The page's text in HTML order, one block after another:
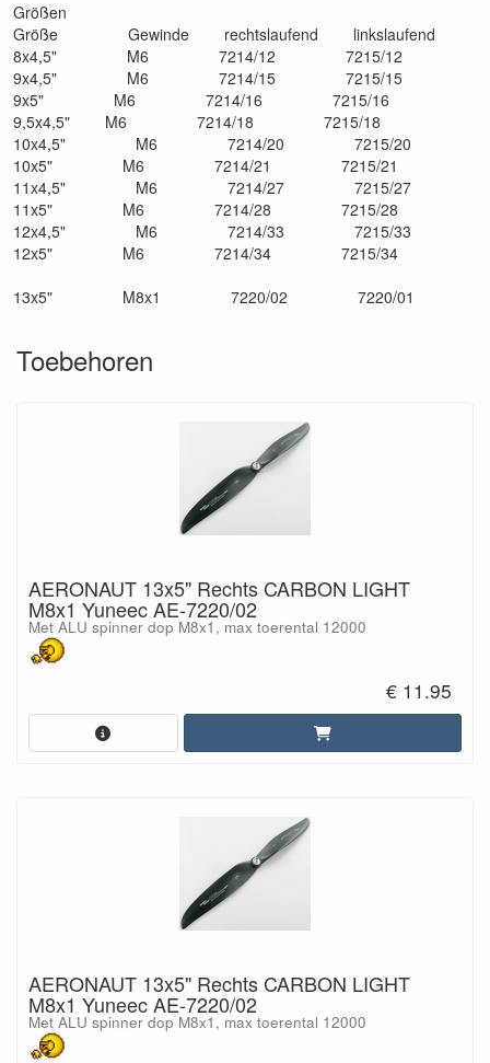
Größen
Größe Gewinde rechtslaufend linkslaufend
8x4,5" M6 7214/12 7215/12
9x4,5" M6 7214/15 7215/15
9x5" M6 7214/16 7215/16
9,5x4,5" M6 7214/18 7215/18
10x4,5" M6 7214/20 7215/20
10x5" M6 7214/21 7215/21
11x4,5" M6 7214/27 7215/27
11x5" M6 7214/28 7215/28
12x4,5" M6 7214/33 7215/33
12x5" M6 7214/34 7215/34
13x5" M8x1 7220/02 7220/01
Toebehoren
AERONAUT 13x5" Rechts CARBON LIGHT
M8x1 Yuneec AE-7220/02
Met ALU spinner dop M8x1, max toerental 12000
€ 11.95
AERONAUT 13x5" Rechts CARBON LIGHT
M8x1 Yuneec AE-7220/02
Met ALU spinner dop M8x1, max toerental 12000